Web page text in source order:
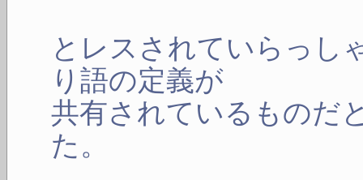
とレスされていらっし
り語の定義が
共有されているものだ
た。